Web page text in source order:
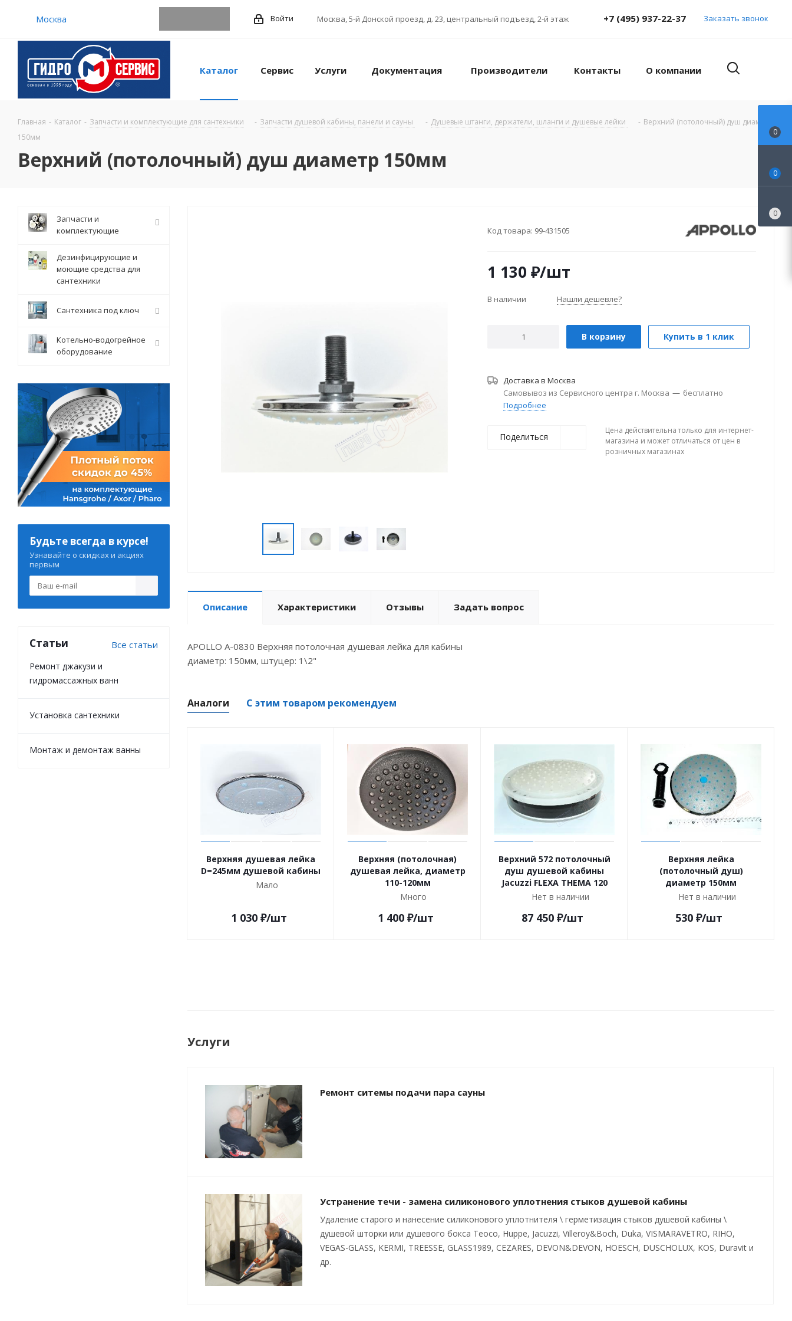
Москва Войти Москва,5-й Донской проезд, д. 23, центральный подъезд, 2-й этаж +7 (495) 937-22-37 Заказать звонок
Каталог Сервис Услуги Документация Производители Контакты О компании
Главная - Каталог - Запчасти и комплектующие для сантехники - Запчасти душевой кабины, панели и сауны - Душевые штанги, держатели, шланги и душевые лейки - Верхний (потолочный) душ диаметр
150мм
Верхний (потолочный) душ диаметр 150мм
Код товара: 99-431505
1 130 ₽/шт
В наличии Нашли дешевле?
В корзину Купить в 1 клик
Доставка в Москва
Самовывоз из Сервисного центра г. Москва — бесплатно
Подробнее
Поделиться
Цена действительна только для интернет-
магазина и может отличаться от цен в
розничных магазинах
Описание Характеристики Отзывы Задать вопрос
APOLLO A-0830 Верхняя потолочная душевая лейка для кабины
диаметр: 150мм, штуцер: 1\2"
Аналоги С этим товаром рекомендуем
Верхняя душевая лейка
D=245мм душевой кабины
Мало
1 030₽/шт
Верхняя (потолочная)
душевая лейка, диаметр
110-120мм
Много
1 400₽/шт
Верхний 572 потолочный
душ душевой кабины
Jacuzzi FLEXA THEMA 120
Нет в наличии
87 450₽/шт
Верхняя лейка
(потолочный душ)
диаметр 150мм
Нет в наличии
530 ₽/шт
Услуги
Ремонт ситемы подачи пара сауны
Устранение течи - замена силиконового уплотнения стыков душевой кабины
Удаление старого и нанесение силиконового уплотнителя \ герметизация стыков душевой кабины \
душевой шторки или душевого бокса Teoco, Huppe, Jacuzzi, Villeroy&Boch, Duka, VISMARAVETRO, RIHO,
VEGAS-GLASS, KERMI, TREESSE, GLASS1989, CEZARES, DEVON&DEVON, HOESCH, DUSCHOLUX, KOS, Duravit и
др.
Запчасти и
комплектующие
Дезинфицирующие и
моющие средства для
сантехники
Сантехника под ключ
Котельно-водогрейное
оборудование
Будьте всегда в курсе!
Узнавайте о скидках и акциях
первым
Статьи Все статьи
Ремонт джакузи и
гидромассажных ванн
Установка сантехники
Монтаж и демонтаж ванны
0
0
0